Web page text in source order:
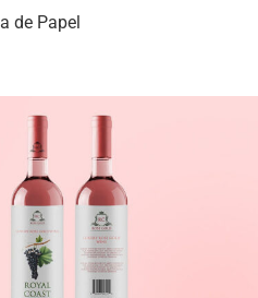
de Papel